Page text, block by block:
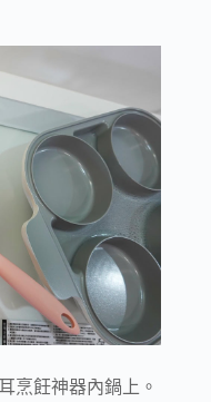
烹飪神器內鍋上。